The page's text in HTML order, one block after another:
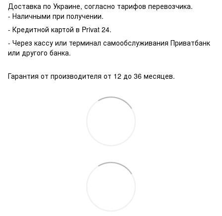
Доставка по Украине, согласно тарифов перевозчика.
- Наличными при получении.
- Кредитной картой в Privat 24.
- Через кассу или терминал самообслуживания Приватбанк
или другого банка.
Гарантия от производителя от 12 до 36 месяцев.